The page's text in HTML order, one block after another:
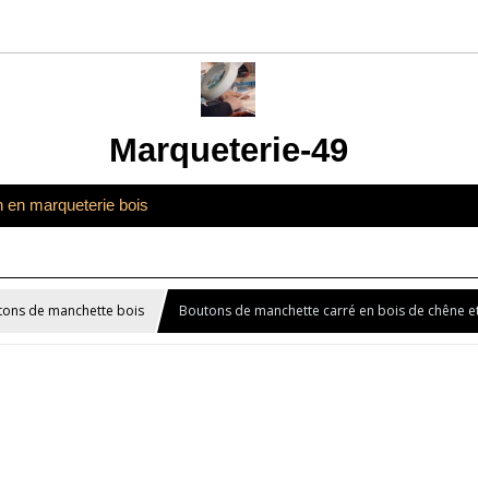
Marqueterie-49
en marqueterie bois
de manchette bois Boutons de manchette carré en bois de chêne